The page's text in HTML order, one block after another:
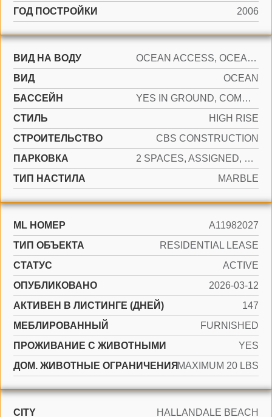
ГОД ПОСТРОЙКИ
2006
ВИД НА ВОДУ
OCEAN ACCESS, OCEAN FRONT
ВИД
OCEAN
БАССЕЙН
YES IN GROUND, COMMUNITY, HEATED, HOT TUB
СТИЛЬ
HIGH RISE
CТРОИТЕЛЬСТВО
CBS CONSTRUCTION
ПАРКОВКА
2 SPACES, ASSIGNED, VALET, LIMITED # OF VEHICLE, NO RV/BOATS, NO TRUCKS/TRAILERS
ТИП НАСТИЛА
MARBLE
ML НОМЕР
A11982027
ТИП ОБЪЕКТА
RESIDENTIAL LEASE
СТАТУС
ACTIVE
ОПУБЛИКОВАНО
2026-03-12
АКТИВЕН В ЛИСТИНГЕ (ДНЕЙ)
147
МЕБЛИРОВАННЫЙ
FURNISHED
ПРОЖИВАНИЕ С ЖИВОТНЫМИ
YES
ДОМ. ЖИВОТНЫЕ ОГРАНИЧЕНИЯMAXIMUM 20 LBS
CITY HALLANDALE BEACH